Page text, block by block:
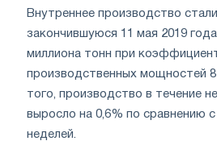
Внутреннее производство
закончившуюся 11 мая 2019
миллиона тонн при
производственных мощностей
того, производство в течение
выросло на 0,6% по сравнению
неделей.